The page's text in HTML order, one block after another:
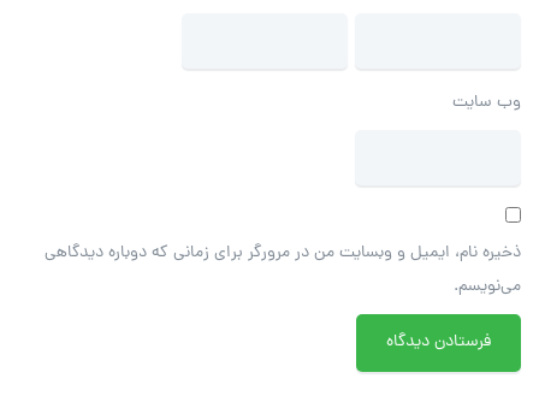
وب‌ سایت
ذخیره نام، ایمیل و وبسایت من در مرورگر برای زمانی که دوباره دیدگاهی
می‌نویسم.